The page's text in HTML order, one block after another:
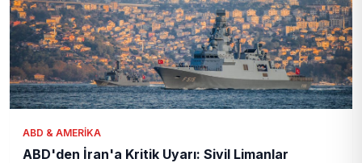
ABD & AMERIKA
ABD'den İran'a Kritik Uyarı: Sivil Limanlar